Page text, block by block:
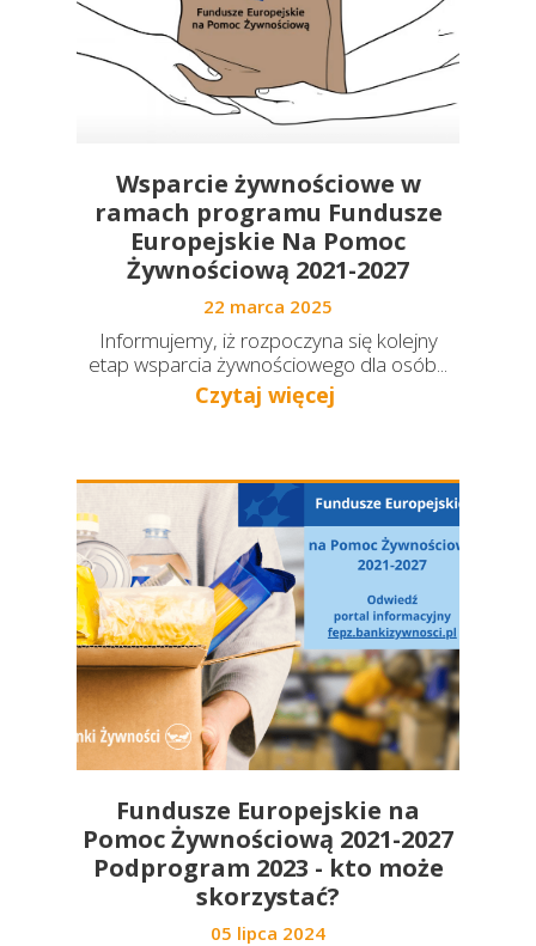
Wsparcie żywnościowe w
ramach programu Fundusze
Europejskie Na Pomoc
Żywnościową 2021-2027
22 marca 2025
Informujemy, iż rozpoczyna się kolejny
etap wsparcia żywnościowego dla osób...
Czytaj więcej
Fundusze Europejskie na
Pomoc Żywnościową 2021-2027
Podprogram 2023 - kto może
skorzystać?
05 lipca 2024